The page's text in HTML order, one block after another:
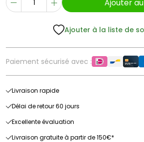
Ajouter
Ajouter à la liste de
Paiement sécurisé avec :
Livraison rapide
Délai de retour 60 jours
Excellente évaluation
Livraison gratuite à partir de 150€*